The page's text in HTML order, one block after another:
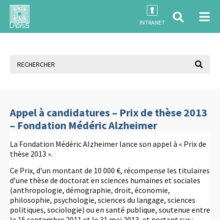
INTRANET
Appel à candidatures – Prix de thèse 2013
– Fondation Médéric Alzheimer
La Fondation Médéric Alzheimer lance son appel à « Prix de
thèse 2013 ».
Ce Prix, d’un montant de 10 000 €, récompense les titulaires
d’une thèse de doctorat en sciences humaines et sociales
(anthropologie, démographie, droit, économie,
philosophie, psychologie, sciences du langage, sciences
politiques, sociologie) ou en santé publique, soutenue entre